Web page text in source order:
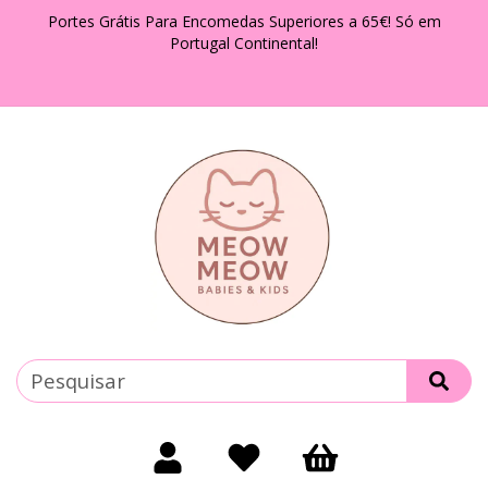
Portes Grátis Para Encomedas Superiores a 65€! Só em
Portugal Continental!